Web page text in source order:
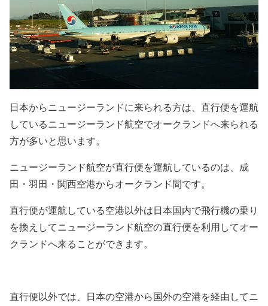
日本からニュージーランドに来られる方は、直行便を運航
しているニュージーランド航空でオークランドへ来られる
方が多いと思います。
ニュージーランド航空が直行便を運航しているのは、成
田・羽田・関西空港からオークランド間です。
直行便が運航している空港以外は日本国内で飛行機の乗り
を換えしてニュージーランド航空の直行便を利用してオー
クランドへ来ることができます。
直行便以外では、日本の空港から国外の空港を経由してニ